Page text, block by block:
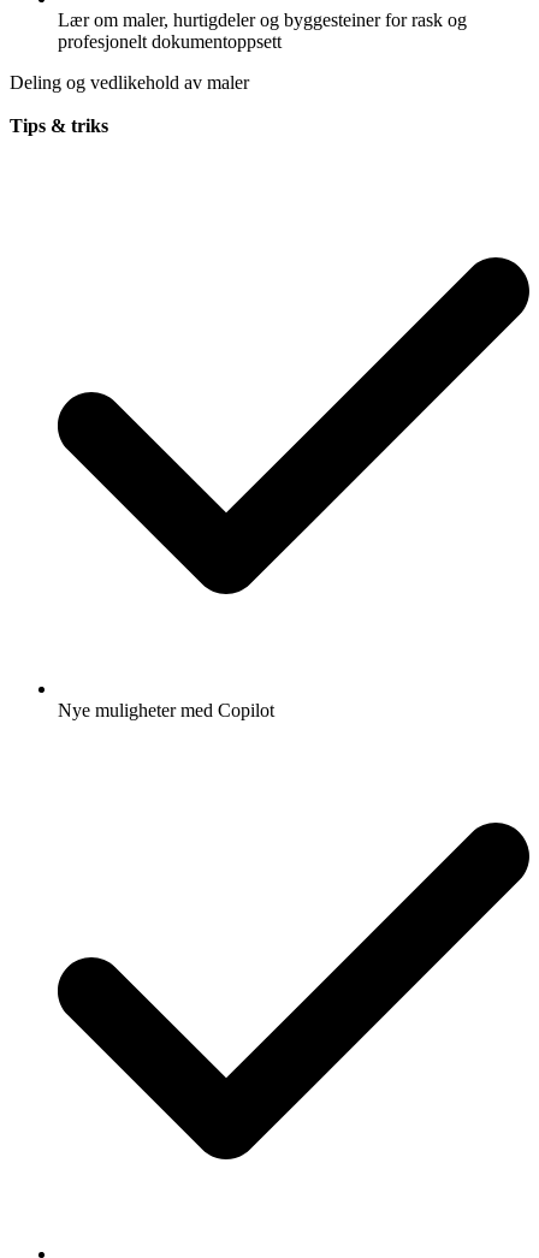
Lær om maler, hurtigdeler og byggesteiner for rask og
profesjonelt dokumentoppsett
Deling og vedlikehold av maler
Tips & triks
Nye muligheter med Copilot